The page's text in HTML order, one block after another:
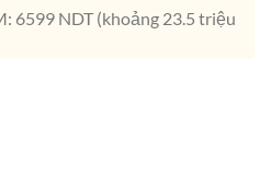
6599 NDT (khoảng 23.5 triệu